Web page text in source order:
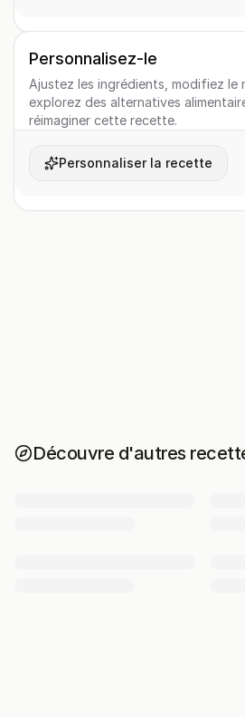
Personnalisez-le
Ajustez les ingrédients, modifiez le
explorez des alternatives
réimaginer cette recette.
Personnaliser la recette
Découvre d'autres